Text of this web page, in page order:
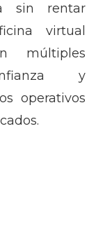
sin rentar
virtual
múltiples
y
operativos